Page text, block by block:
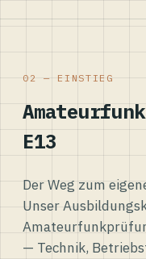
02 — EINSTIEG
E13
Der Weg zum
Unser
— Technik,